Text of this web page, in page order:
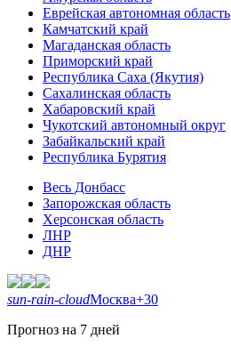
Еврейская автономная область
Камчатский край
Магаданская область
Приморский край
Республика Саха (Якутия)
Сахалинская область
Хабаровский край
Чукотский автономный округ
Забайкальский край
Республика Бурятия
Весь Донбасс
Запорожская область
Херсонская область
ЛНР
ДНР
sun-rain-cloudМосква+30
Прогноз на 7 дней